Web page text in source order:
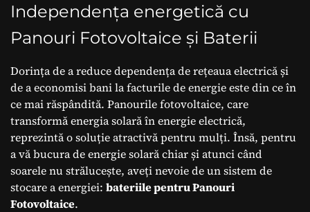
Independența energetică cu
Panouri Fotovoltaice și Baterii
Dorința de a reduce dependența de rețeaua electrică și
de a economisi bani la facturile de energie este din ce în
ce mai răspândită. Panourile fotovoltaice, care
transformă energia solară în energie electrică,
reprezintă o soluție atractivă pentru mulți. Însă, pentru
a vă bucura de energie solară chiar și atunci când
soarele nu strălucește, aveți nevoie de un sistem de
stocare a energiei: bateriile pentru Panouri
Fotovoltaice.